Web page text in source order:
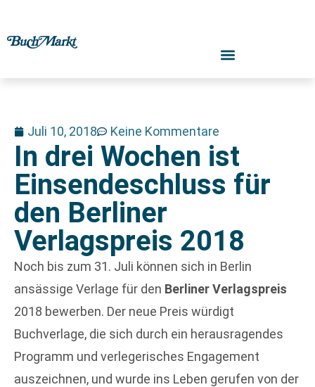
Juli 10, 2018 Keine Kommentare
In drei Wochen ist
Einsendeschluss für
den Berliner
Verlagspreis 2018
Noch bis zum 31. Juli können sich in Berlin
ansässige Verlage für den Berliner Verlagspreis
2018 bewerben. Der neue Preis würdigt
Buchverlage, die sich durch ein herausragendes
Programm und verlegerisches Engagement
auszeichnen, und wurde ins Leben gerufen von der